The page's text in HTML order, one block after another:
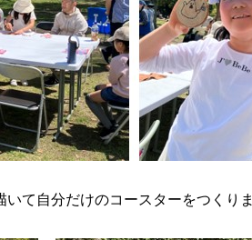
て自分だけのコースターをつくり